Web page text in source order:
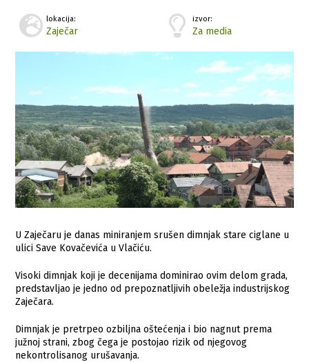
lokacija:
Zaječar
izvor:
Za media
U Zaječaru je danas miniranjem srušen dimnjak stare ciglane u
ulici Save Kovačevića u Vlačiću.
Visoki dimnjak koji je decenijama dominirao ovim delom grada,
predstavljao je jedno od prepoznatljivih obeležja industrijskog
Zaječara.
Dimnjak je pretrpeo ozbiljna oštećenja i bio nagnut prema
južnoj strani, zbog čega je postojao rizik od njegovog
nekontrolisanog urušavanja.